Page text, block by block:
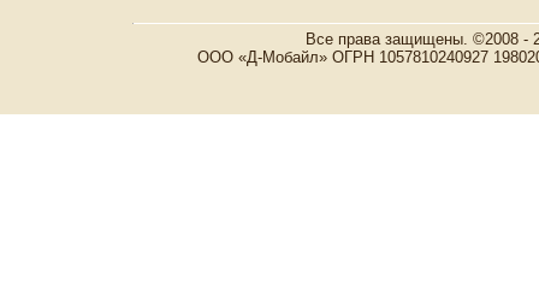
Все права защищены. ©2008 -
ООО «Д-Мобайл» ОГРН 1057810240927